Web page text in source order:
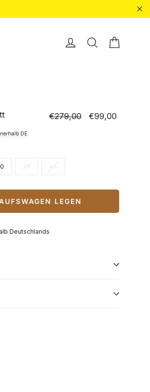
EinloggenSuche
Normaler
€279,00
Sonderpreis €99,00
DE
42 44
LEGEN
Deutschlands